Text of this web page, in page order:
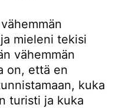
mieleni tekisi
vähemmän
on, että en
kuka
turisti ja kuka